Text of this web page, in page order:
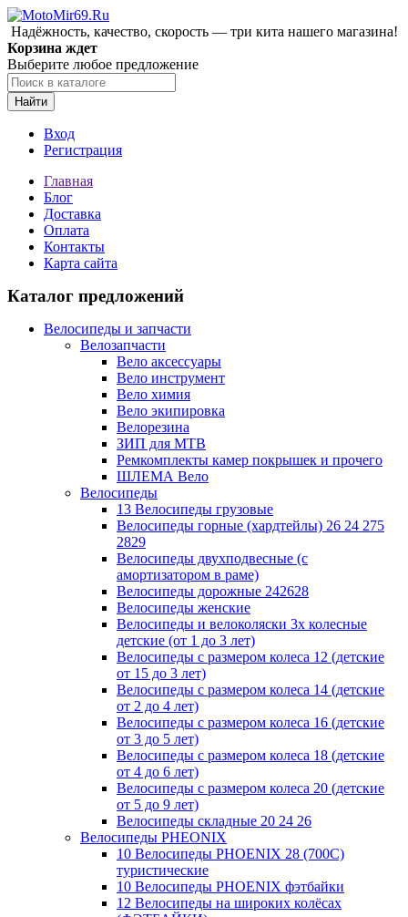
Надёжность, качество, скорость — три кита нашего магазина!
Корзина ждет
Выберите любое предложение
Найти
Вход
Регистрация
Главная
Блог
Доставка
Оплата
Контакты
Карта сайта
Каталог предложений
Велосипеды и запчасти
Велозапчасти
Вело аксессуары
Вело инструмент
Вело химия
Вело экипировка
Велорезина
ЗИП для MTB
Ремкомплекты камер покрышек и прочего
ШЛЕМА Вело
Велосипеды
13 Велосипеды грузовые
Велосипеды горные (хардтейлы) 26 24 275
2829
Велосипеды двухподвесные (с
амортизатором в раме)
Велосипеды дорожные 242628
Велосипеды женские
Велосипеды и велоколяски 3х колесные
детские (от 1 до 3 лет)
Велосипеды с размером колеса 12 (детские
от 15 до 3 лет)
Велосипеды с размером колеса 14 (детские
от 2 до 4 лет)
Велосипеды с размером колеса 16 (детские
от 3 до 5 лет)
Велосипеды с размером колеса 18 (детские
от 4 до 6 лет)
Велосипеды с размером колеса 20 (детские
от 5 до 9 лет)
Велосипеды складные 20 24 26
Велосипеды PHEONIX
10 Велосипеды PHOENIX 28 (700С)
туристические
10 Велосипеды PHOENIX фэтбайки
12 Велосипеды на широких колёсах